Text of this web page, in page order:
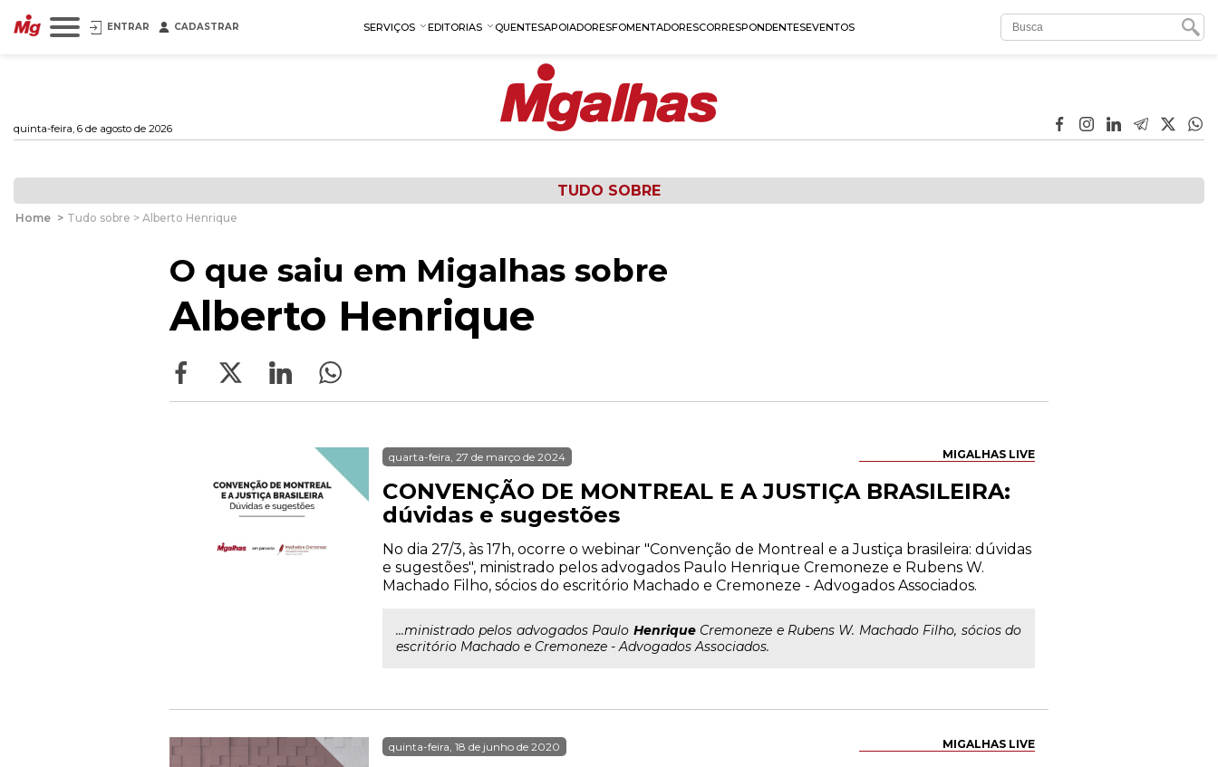
ENTRAR CADASTRAR SERVIÇOS EDITORIAS QUENTESAPOIADORESFOMENTADORESCORRESPONDENTESEVENTOS
quinta-feira, 6 de agosto de 2026
TUDO SOBRE
Home > Tudo sobre > Alberto Henrique
O que saiu em Migalhas sobre
Alberto Henrique
MIGALHAS LIVE
quarta-feira, 27 de março de 2024
CONVENÇÃO DE MONTREAL E A JUSTIÇA BRASILEIRA:
dúvidas e sugestões
No dia 27/3, às 17h, ocorre o webinar "Convenção de Montreal e a Justiça brasileira: dúvidas
e sugestões", ministrado pelos advogados Paulo Henrique Cremoneze e Rubens W.
Machado Filho, sócios do escritório Machado e Cremoneze - Advogados Associados.
...ministrado pelos advogados Paulo HenriqueCremoneze e Rubens W. Machado Filho, sócios do
escritório Machado e Cremoneze - Advogados Associados.
MIGALHAS LIVE
quinta-feira, 18 de junho de 2020